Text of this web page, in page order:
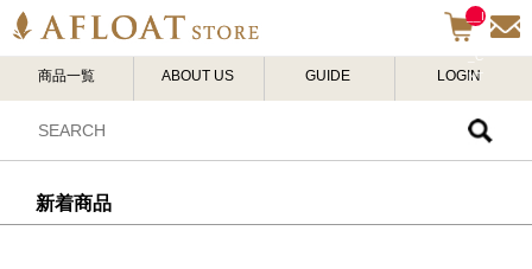
__I
TM
_C
NT
商品一覧 ABOUT US GUIDE LOGIN
新着商品